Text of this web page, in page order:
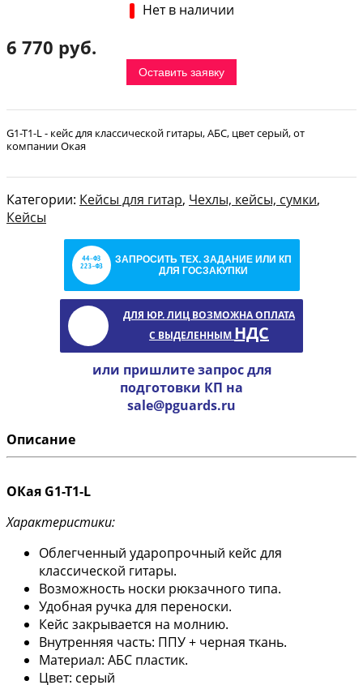
Нет в наличии
6 770 руб.
Оставить заявку
G1-T1-L - кейс для классической гитары, АБС, цвет серый, от
компании Окая
Категории: Кейсы для гитар, Чехлы, кейсы, сумки,
Кейсы
ЗАПРОСИТЬ ТЕХ. ЗАДАНИЕ ИЛИ КП
ДЛЯ ГОСЗАКУПКИ
ДЛЯ ЮР. ЛИЦ ВОЗМОЖНА ОПЛАТА
С ВЫДЕЛЕННЫМ НДС
или пришлите запрос для
подготовки КП на
sale@pguards.ru
Описание
ОКая G1-T1-L
Характеристики:
Облегченный ударопрочный кейс для
классической гитары.
Возможность носки рюкзачного типа.
Удобная ручка для переноски.
Кейс закрывается на молнию.
Внутренняя часть: ППУ + черная ткань.
Материал: АБС пластик.
Цвет: серый